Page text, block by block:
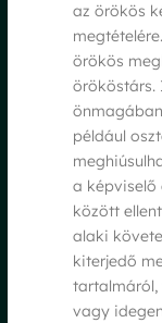
az örökös
örökös
örököstárs.
például
a képviselő
között
alaki
kiterjedő
vagy